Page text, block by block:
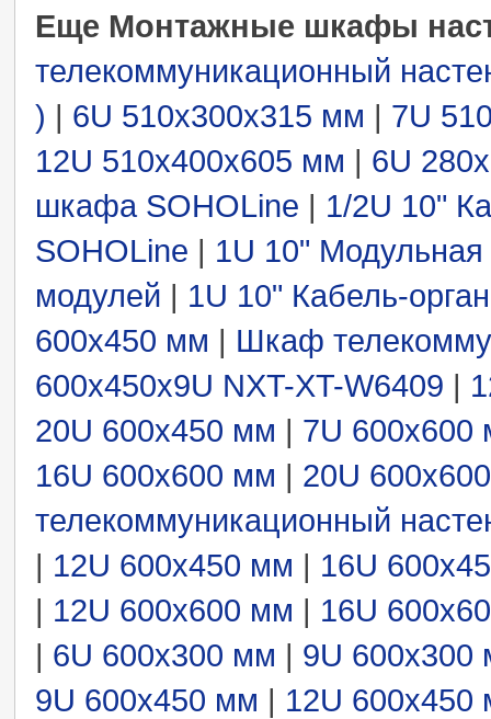
Еще Монтажные шкафы
телекоммуникационный
) | 6U 510x300x315 мм | 7U
12U 510x400x605 мм | 6U
шкафа SOHOLine | 1/2U 10"
SOHOLine | 1U 10" Модульная
модулей | 1U 10" Кабель-
600x450 мм | Шкаф
600x450x9U NXT-XT-W6409 |
20U 600x450 мм | 7U 600x600
16U 600x600 мм | 20U
телекоммуникационный
| 12U 600x450 мм | 16U
| 12U 600x600 мм | 16U
| 6U 600x300 мм | 9U 600x300
9U 600x450 мм | 12U 600x450